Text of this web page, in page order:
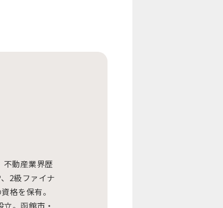
不動産業界歴
2級ファイナ
格を保有。
。函館市・